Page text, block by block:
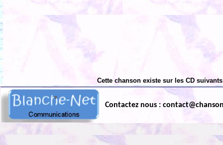
Cette chanson existe sur les CD
Contactez nous :